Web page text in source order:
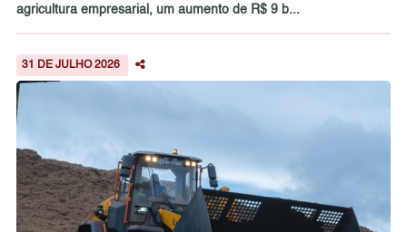
agricultura empresarial, um aumento de R$ 9 b...
31 DE JULHO 2026